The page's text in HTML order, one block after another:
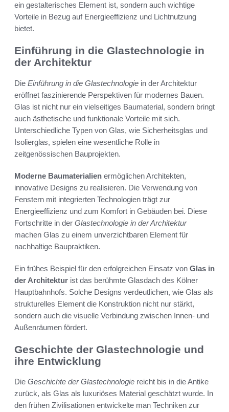
ein gestalterisches Element ist, sondern auch wichtige
Vorteile in Bezug auf Energieeffizienz und Lichtnutzung
bietet.
Einführung in die Glastechnologie in
der Architektur
Die Einführung in die Glastechnologie in der Architektur
eröffnet faszinierende Perspektiven für modernes Bauen.
Glas ist nicht nur ein vielseitiges Baumaterial, sondern bringt
auch ästhetische und funktionale Vorteile mit sich.
Unterschiedliche Typen von Glas, wie Sicherheitsglas und
Isolierglas, spielen eine wesentliche Rolle in
zeitgenössischen Bauprojekten.
Moderne Baumaterialien ermöglichen Architekten,
innovative Designs zu realisieren. Die Verwendung von
Fenstern mit integrierten Technologien trägt zur
Energieeffizienz und zum Komfort in Gebäuden bei. Diese
Fortschritte in der Glastechnologie in der Architektur
machen Glas zu einem unverzichtbaren Element für
nachhaltige Baupraktiken.
Ein frühes Beispiel für den erfolgreichen Einsatz von Glas in
der Architektur ist das berühmte Glasdach des Kölner
Hauptbahnhofs. Solche Designs verdeutlichen, wie Glas als
strukturelles Element die Konstruktion nicht nur stärkt,
sondern auch die visuelle Verbindung zwischen Innen- und
Außenräumen fördert.
Geschichte der Glastechnologie und
ihre Entwicklung
Die Geschichte der Glastechnologie reicht bis in die Antike
zurück, als Glas als luxuriöses Material geschätzt wurde. In
den frühen Zivilisationen entwickelte man Techniken zur